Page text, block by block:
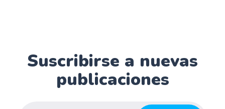
Suscribirse a nuevas
publicaciones